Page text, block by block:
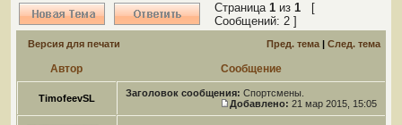
Страница 1 из 1 [
Сообщений: 2 ]
Версия для печати Пред. тема | След. тема
Автор Сообщение
TimofeevSL Заголовок сообщения: Спортсмены.
Добавлено: 21 мар 2015, 15:05